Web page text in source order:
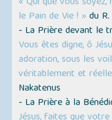
le Pain de Vie ! » du
- La Prière devant le
Vous êtes digne, ô
adoration, sous les
véritablement et
Nakatenus
- La Prière à la